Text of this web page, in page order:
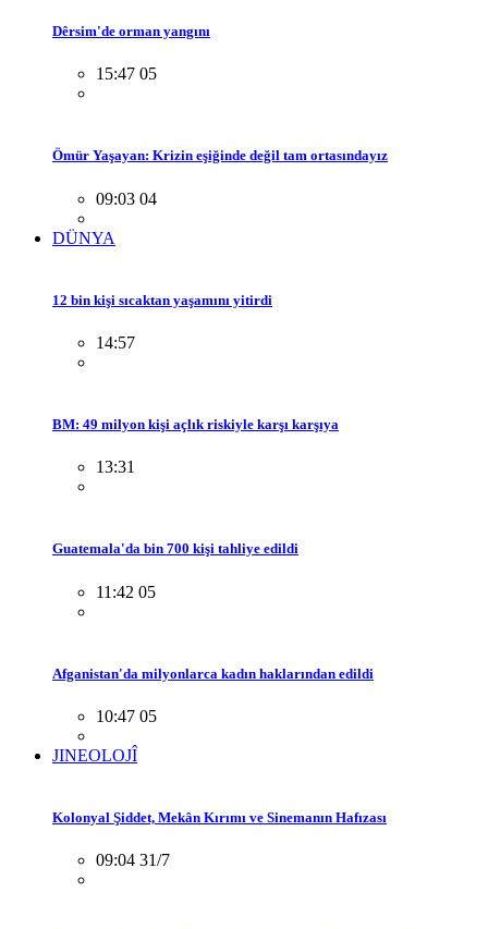
Dêrsim'de orman yangını
15:47 05
Ömür Yaşayan: Krizin eşiğinde değil tam ortasındayız
09:03 04
DÜNYA
12 bin kişi sıcaktan yaşamını yitirdi
14:57
BM: 49 milyon kişi açlık riskiyle karşı karşıya
13:31
Guatemala'da bin 700 kişi tahliye edildi
11:42 05
Afganistan'da milyonlarca kadın haklarından edildi
10:47 05
JINEOLOJÎ
Kolonyal Şiddet, Mekân Kırımı ve Sinemanın Hafızası
09:04 31/7